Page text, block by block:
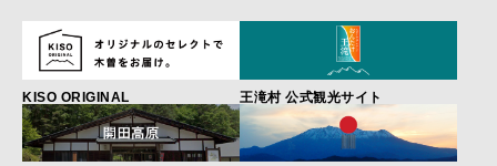
KISO ORIGINAL 王滝村 公式観光サイト